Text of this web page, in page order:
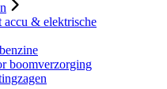
accu & elektrische
boomverzorging